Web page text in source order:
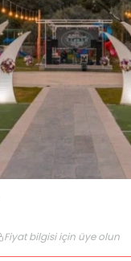
Fiyat bilgisi için üye olun